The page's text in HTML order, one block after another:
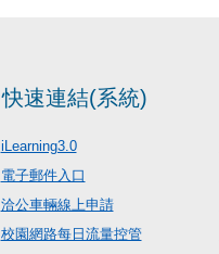
快速連結(系統)
iLearning3.0
電子郵件入口
洽公車輛線上申請
校園網路每日流量控管